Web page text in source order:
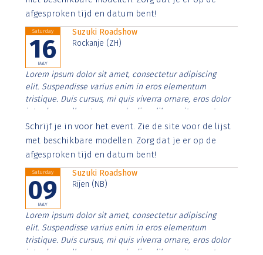
afgesproken tijd en datum bent!
Saturday
16
MAY
Suzuki Roadshow
Rockanje (ZH)
Lorem ipsum dolor sit amet, consectetur adipiscing
elit. Suspendisse varius enim in eros elementum
tristique. Duis cursus, mi quis viverra ornare, eros dolor
interdum nulla, ut commodo diam libero vitae erat.
Aenean faucibus nibh et justo cursus id rutrum lorem
imperdiet. Nunc ut sem vitae risus tristique posuere.
Schrijf je in voor het event. Zie de site voor de lijst
met beschikbare modellen. Zorg dat je er op de
afgesproken tijd en datum bent!
Saturday
09
MAY
Suzuki Roadshow
Rijen (NB)
Lorem ipsum dolor sit amet, consectetur adipiscing
elit. Suspendisse varius enim in eros elementum
tristique. Duis cursus, mi quis viverra ornare, eros dolor
interdum nulla, ut commodo diam libero vitae erat.